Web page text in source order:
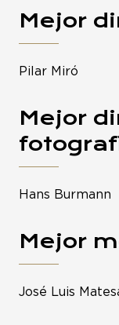
Mejor
Pilar Miró
Mejor
Hans Burmann
Mejor
José Luis